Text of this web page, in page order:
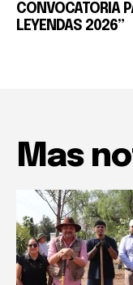
CONVOCATORIA
LEYENDAS 2026”
Mas